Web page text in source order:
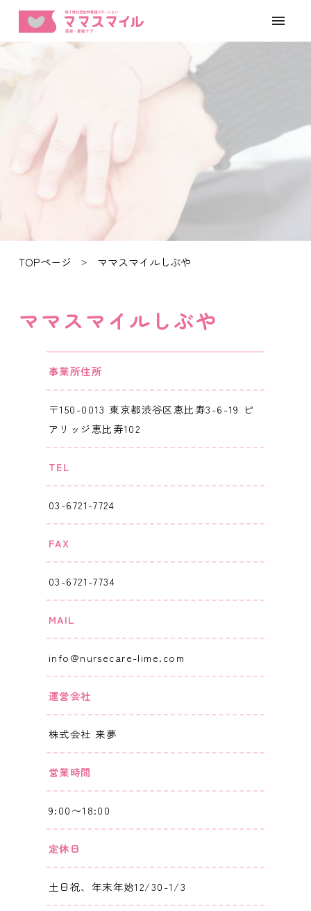
TOPページ ママスマイルしぶや
ママスマイルしぶや
事業所住所
〒150-0013 東京都渋谷区恵比寿3-6-19 ピ
アリッジ恵比寿102
TEL
03-6721-7724
FAX
03-6721-7734
MAIL
info@nursecare-lime.com
運営会社
株式会社 来夢
営業時間
9:00〜18:00
定休日
土日祝、年末年始12/30-1/3